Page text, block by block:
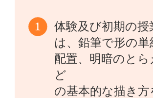
体験及び初期の授
は、鉛筆で形の単
配置、明暗のとら
ど
の基本的な描き方